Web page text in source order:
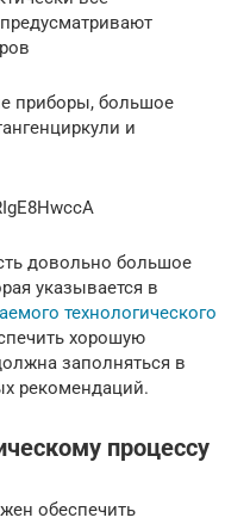
приборы, большое
и
довольно большое
указывается в
технологического
хорошую
заполняться в
рекомендаций.
процессу
обеспечить